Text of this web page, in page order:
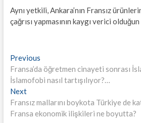
Aynı yetkili, Ankara’nın Fransız
çağrısı yapmasının kaygı verici
Yazı
gezinmesi
PreviousPrevious
post:
Fransa’da öğretmen cinayeti sonrası
İslamofobi nasıl tartışılıyor?…
NextNext
post:
Fransız mallarını boykota Türkiye de
Fransa ekonomik ilişkileri ne boyutta?